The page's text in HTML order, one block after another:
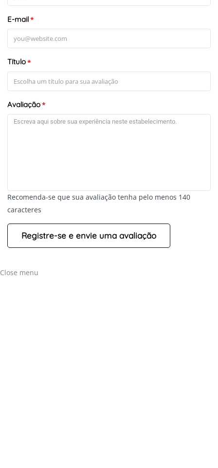
E-mail*
Título*
Avaliação*
Recomenda-se que sua avaliação tenha pelo menos 140
caracteres
Close menu